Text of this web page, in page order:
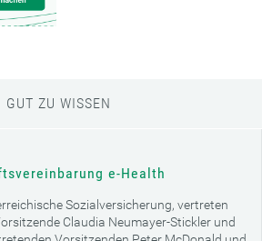
GUT ZU WISSEN
e-Health
Sozialversicherung, vertreten
Claudia Neumayer-Stickler und